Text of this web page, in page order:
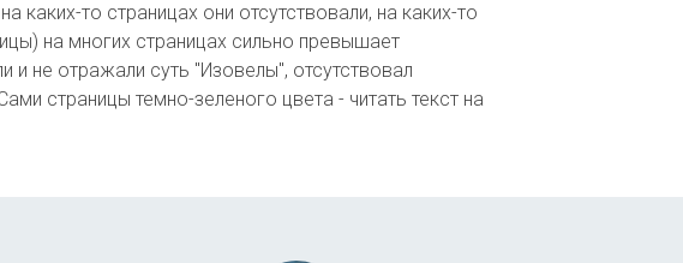
то страницах они отсутствовали, на каких-то
на многих страницах сильно превышает
и не отражали суть "Изовелы", отсутствовал
страницы темно-зеленого цвета - читать текст на